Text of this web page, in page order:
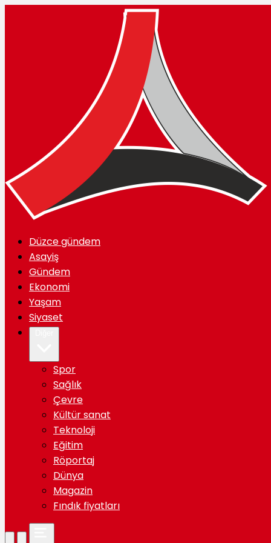
Düzce gündem
Asayiş
Gündem
Ekonomi
Yaşam
Siyaset
Spor
Sağlık
Çevre
Kültür sanat
Teknoloji
Eğitim
Röportaj
Dünya
Magazin
Fındık fiyatları